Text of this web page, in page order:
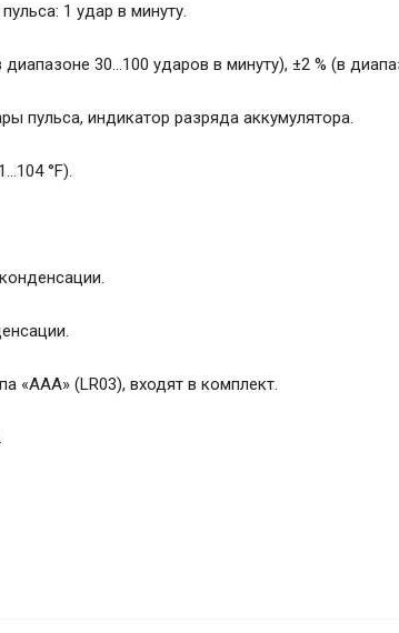
1 удар в минуту.
30...100 ударов в минуту), ±2 % (в
пульса, индикатор разряда аккумулятора.
°F).
«AAA» (LR03), входят в комплект.